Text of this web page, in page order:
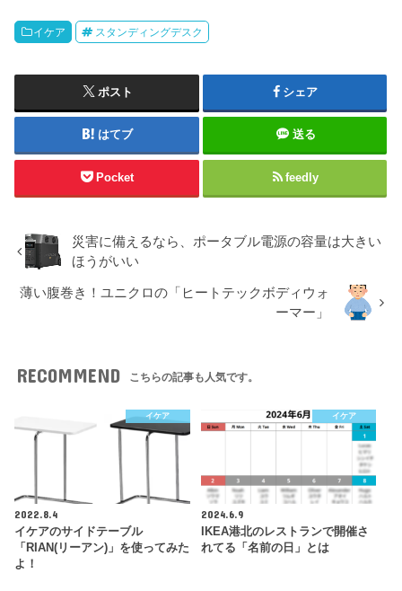
イケア スタンディングデスク
ポスト シェア
はてブ 送る
Pocket feedly
災害に備えるなら、ポータブル電源の容量は大きい
ほうがいい
薄い腹巻き！ユニクロの「ヒートテックボディウォ
ーマー」
RECOMMEND こちらの記事も人気です。
イケア
2022.8.4
イケアのサイドテーブル
「RIAN(リーアン)」を使ってみた
よ！
イケア
2024.6.9
IKEA港北のレストランで開催さ
れてる「名前の日」とは